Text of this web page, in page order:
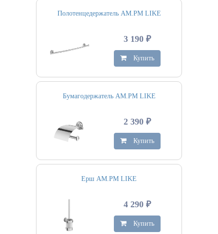
Полотенцедержатель AM.PM LIKE
3 190 ₽
Купить
Бумагодержатель AM.PM LIKE
2 390 ₽
Купить
Ерш AM.PM LIKE
4 290 ₽
Купить